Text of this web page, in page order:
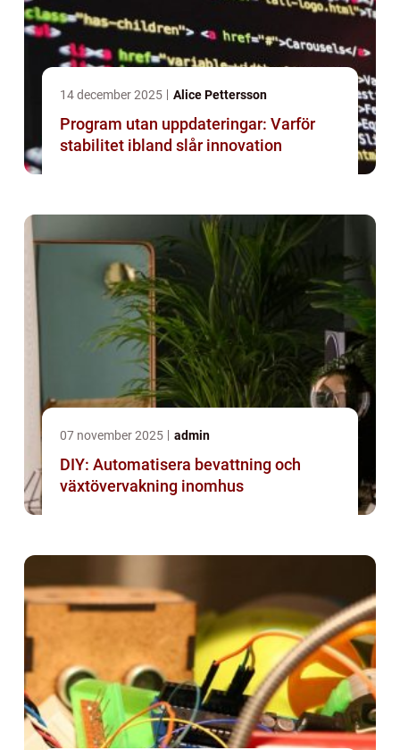
14 december 2025 Alice Pettersson
Program utan uppdateringar: Varför
stabilitet ibland slår innovation
07 november 2025 admin
DIY: Automatisera bevattning och
växtövervakning inomhus